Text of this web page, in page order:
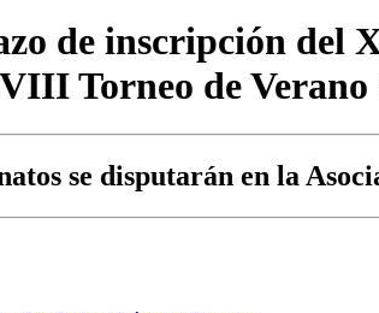
de inscripción del
Torneo de
se disputarán en la